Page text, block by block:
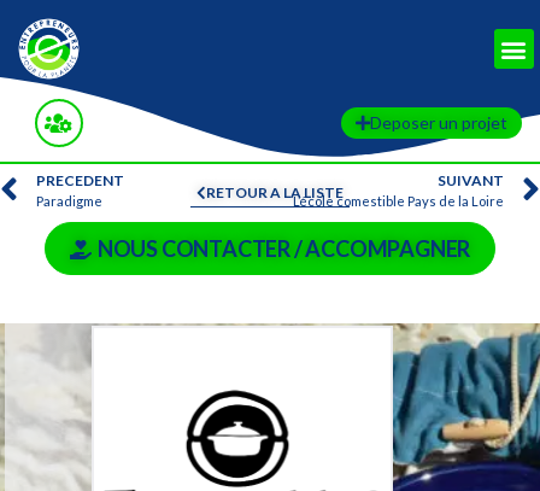
Deposer un projet
RETOUR A LA LISTE
PRECEDENT
Paradigme
SUIVANT
L’école comestible Pays de la Loire
NOUS CONTACTER / ACCOMPAGNER